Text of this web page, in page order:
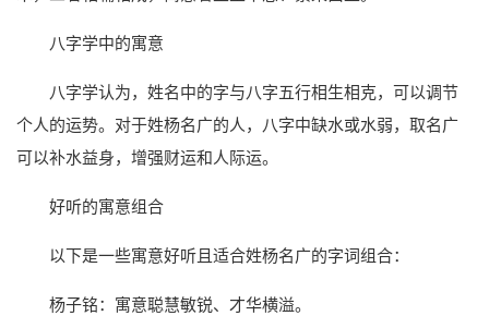
八字学中的寓意
八字学认为，姓名中的字与八字五行相生相克，可以调节
个人的运势。对于姓杨名广的人，八字中缺水或水弱，取名广
可以补水益身，增强财运和人际运。
好听的寓意组合
以下是一些寓意好听且适合姓杨名广的字词组合：
杨子铭：寓意聪慧敏锐、才华横溢。